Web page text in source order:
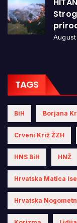
TAGS
BiH Borjana
Crveni Križ ŽZH
HNS BiH HNŽ
Hrvatska Matica
Hrvatska